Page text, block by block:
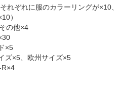
れぞれに服のカラーリングが×10、
）
の他×4
×5
ズ×5、欧州サイズ×5
R×4